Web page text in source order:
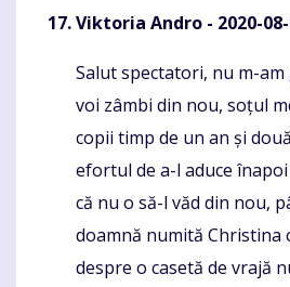
Viktoria Andro - 2020-
Komentaras
Salut spectatori, nu m-
voi zâmbi din nou, soțul
copii timp de un an și
efortul de a-l aduce
că nu o să-l văd din nou,
doamnă numită Christina
despre o casetă de vrajă